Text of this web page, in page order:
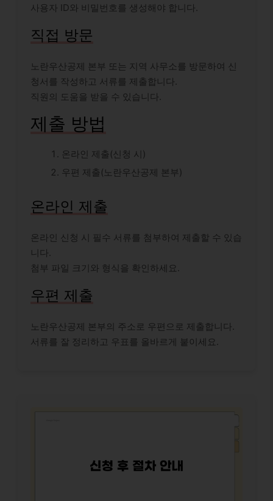
사용자 ID와 비밀번호를 생성해야 합니다.
직접 방문
노란우산공제 본부 또는 지역 사무소를 방문하여 신
청서를 작성하고 서류를 제출합니다.
직원의 도움을 받을 수 있습니다.
제출 방법
온라인 제출(신청 시)
우편 제출(노란우산공제 본부)
온라인 제출
온라인 신청 시 필수 서류를 첨부하여 제출할 수 있습
니다.
첨부 파일 크기와 형식을 확인하세요.
우편 제출
노란우산공제 본부의 주소로 우편으로 제출합니다.
서류를 잘 정리하고 우표를 올바르게 붙이세요.